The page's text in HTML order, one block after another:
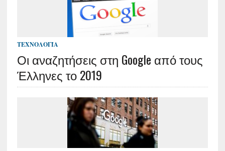
ΤΕΧΝΟΛΟΓΊΑ
Οι αναζητήσεις στη Google από τους
Έλληνες το 2019